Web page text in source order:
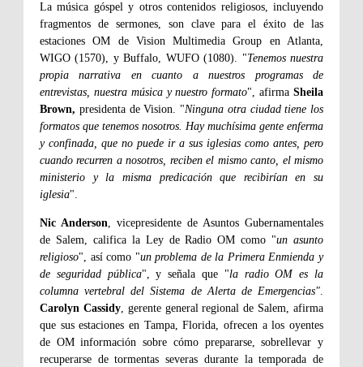
La música góspel y otros contenidos religiosos, incluyendo
fragmentos de sermones, son clave para el éxito de las
estaciones OM de Vision Multimedia Group en Atlanta,
WIGO (1570), y Buffalo, WUFO (1080). "Tenemos nuestra
propia narrativa en cuanto a nuestros programas de
entrevistas, nuestra música y nuestro formato", afirmaSheila
Brown, presidenta de Vision. "Ninguna otra ciudad tiene los
formatos que tenemos nosotros. Hay muchísima gente enferma
y confinada, que no puede ir a sus iglesias como antes, pero
cuando recurren a nosotros, reciben el mismo canto, el mismo
ministerio y la misma predicación que recibirían en su
iglesia".
Nic Anderson, vicepresidente de Asuntos Gubernamentales
de Salem, califica la Ley de Radio OM como "un asunto
religioso", así como "un problema de la Primera Enmienda y
de seguridad pública", y señala que "la radio OM es la
columna vertebral del Sistema de Alerta de Emergencias".
Carolyn Cassidy, gerente general regional de Salem, afirma
que sus estaciones en Tampa, Florida, ofrecen a los oyentes
de OM información sobre cómo prepararse, sobrellevar y
recuperarse de tormentas severas durante la temporada de